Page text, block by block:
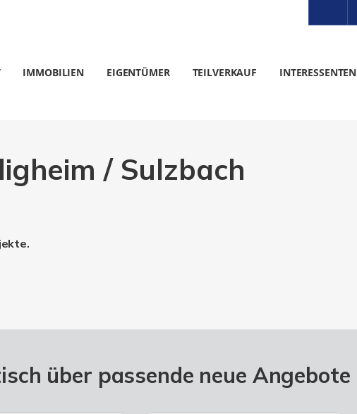
IMMOBILIEN EIGENTÜMER TEILVERKAUF INTERESSENTEN
/ Sulzbach
über passende neue Angebote